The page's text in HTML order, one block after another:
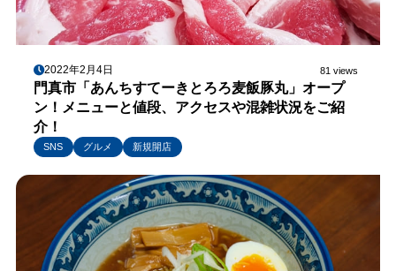
2022年2月4日 81 views
門真市「あんちすてーきとろろ麦飯豚丸」オープ
ン！メニューと値段、アクセスや混雑状況をご紹
介！
SNS グルメ 新規開店